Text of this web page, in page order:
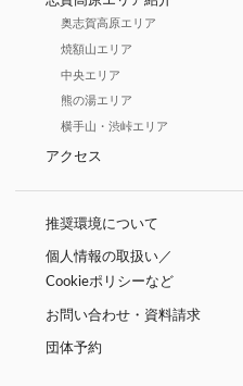
奥志賀高原エリア
焼額山エリア
中央エリア
熊の湯エリア
横手山・渋峠エリア
アクセス
推奨環境について
個人情報の取扱い／
Cookieポリシーなど
お問い合わせ・資料請求
団体予約